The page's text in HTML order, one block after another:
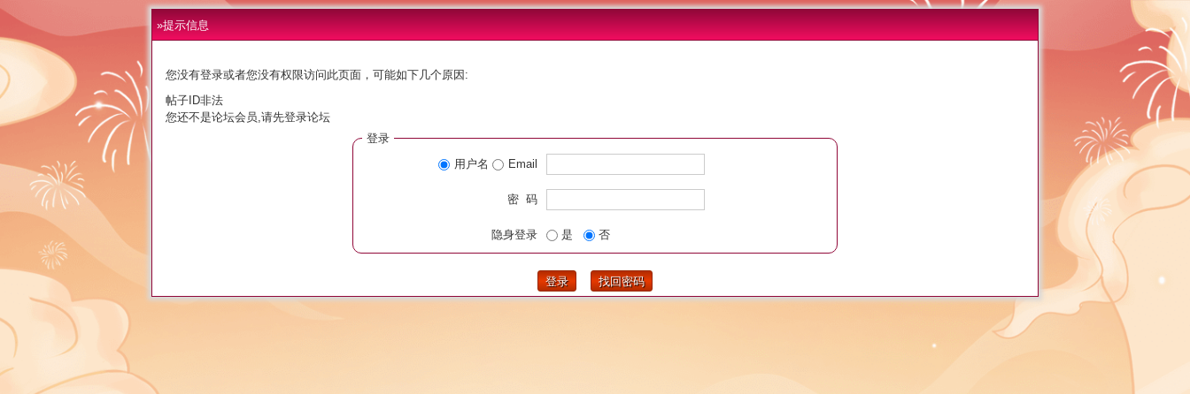
»提示信息
您没有登录或者您没有权限访问此页面，可能如下几个原因:
帖子ID非法
您还不是论坛会员,请先登录论坛
登录
用户名
Email
密 码
隐身登录 是 否